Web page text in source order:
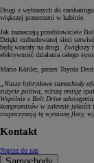
Drugi z wybranych do
większej przestrzeni w kabinie.
Jak zaznaczają przedstawiciele
Dzięki rozbudowanej sieci
będą wracały na drogi.
efektywność działania całego
Mario Köhler, prezes Toyota
„Nasze hybrydowe samochody
zużycie paliwa, niższą emisję
Wspólnie z Bolt Drive
kompromisów w zakresie jakości
rozpoczynają tę wymianę floty,
Kontakt
Napisz do nas